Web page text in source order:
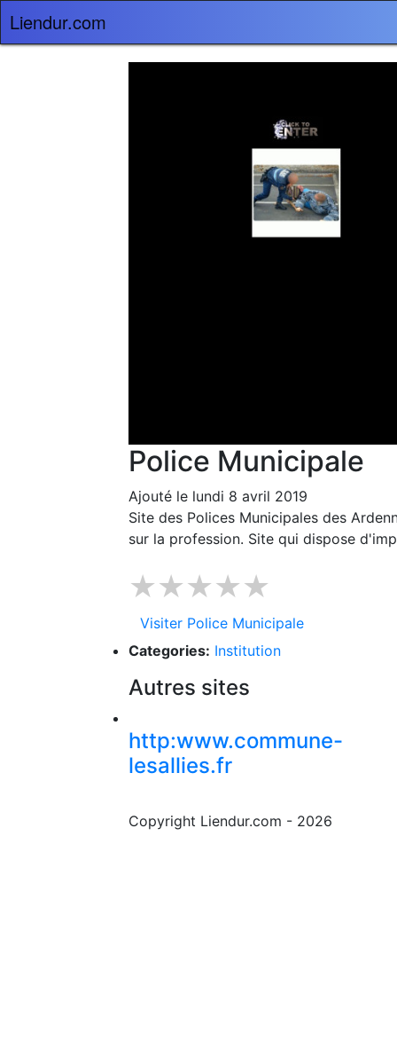
Liendur.com
Police Municipale
Ajouté le lundi 8 avril 2019
Site des Polices Municipales des
sur la profession. Site qui dispose
★★★★★
Visiter Police Municipale
Categories: Institution
Autres sites
http:www.commune-
lesallies.fr
Copyright Liendur.com - 2026